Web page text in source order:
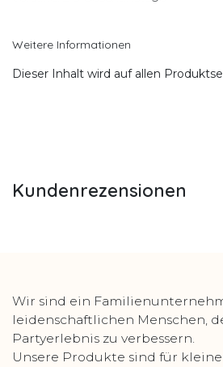
Weitere Informationen
Dieser Inhalt wird auf allen
Kundenrezensionen
Wir sind ein
leidenschaftlichen Menschen,
Partyerlebnis zu verbessern.
Unsere Produkte sind für